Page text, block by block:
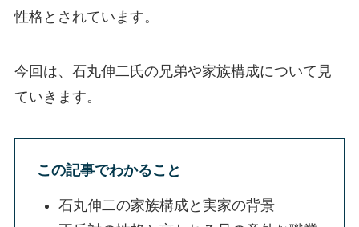
性格とされています。
今回は、石丸伸二氏の兄弟や家族構成について見
ていきます。
この記事でわかること
石丸伸二の家族構成と実家の背景